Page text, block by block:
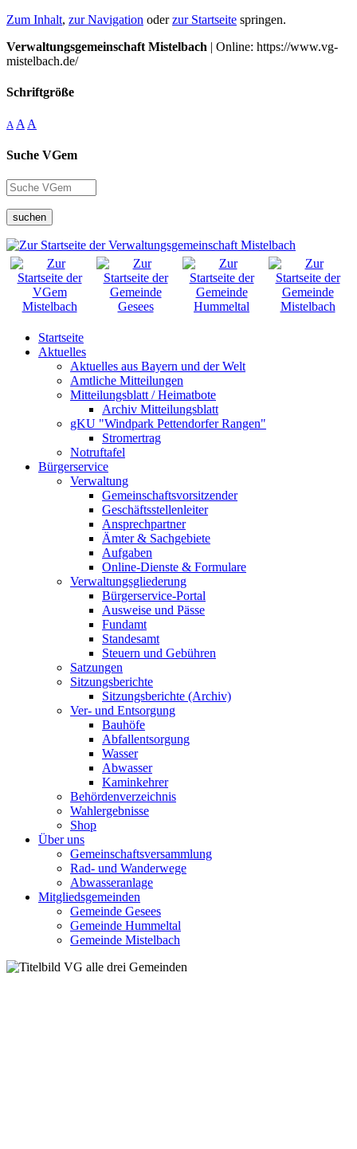
Zum Inhalt, zur Navigation oderzur Startseite springen.
Verwaltungsgemeinschaft Mistelbach | Online: https://www.vg-
mistelbach.de/
Schriftgröße
A A A
Suche VGem
suchen
Startseite
Aktuelles
Aktuelles aus Bayern und der Welt
Amtliche Mitteilungen
Mitteilungsblatt / Heimatbote
Archiv Mitteilungsblatt
gKU "Windpark Pettendorfer Rangen"
Stromertrag
Notruftafel
Bürgerservice
Verwaltung
Gemeinschaftsvorsitzender
Geschäftsstellenleiter
Ansprechpartner
Ämter & Sachgebiete
Aufgaben
Online-Dienste & Formulare
Verwaltungsgliederung
Bürgerservice-Portal
Ausweise und Pässe
Fundamt
Standesamt
Steuern und Gebühren
Satzungen
Sitzungsberichte
Sitzungsberichte (Archiv)
Ver- und Entsorgung
Bauhöfe
Abfallentsorgung
Wasser
Abwasser
Kaminkehrer
Behördenverzeichnis
Wahlergebnisse
Shop
Über uns
Gemeinschaftsversammlung
Rad- und Wanderwege
Abwasseranlage
Mitgliedsgemeinden
Gemeinde Gesees
Gemeinde Hummeltal
Gemeinde Mistelbach